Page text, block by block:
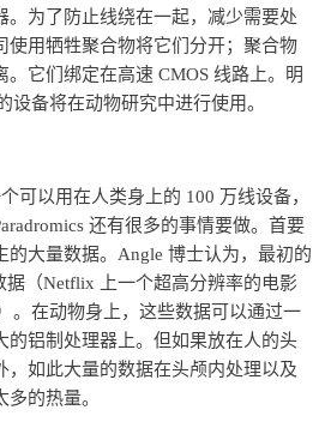
。为了防止线绕在一起，减少需要处
使用牺牲聚合物将它们分开；聚合物
它们绑定在高速 CMOS 线路上。明
设备将在动物研究中进行使用。
可以用在人类身上的 100 万线设备，
还有很多的事情要做。首要
的大量数据。Angle 博士认为，最初的
据（Netflix 上一个超高分辨率的电影
。在动物身上，这些数据可以通过一
的铝制处理器上。但如果放在人的头
，如此大量的数据在头颅内处理以及
的热量。